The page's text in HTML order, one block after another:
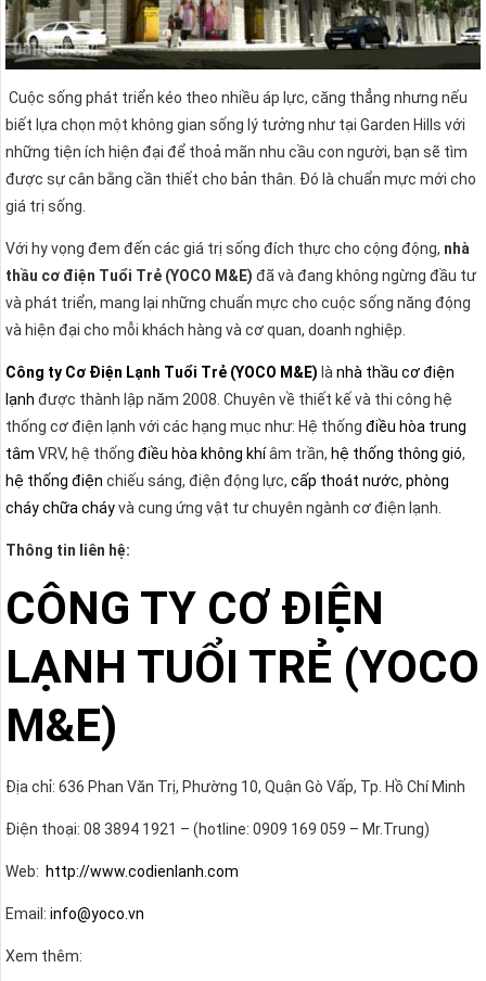
Cuộc sống phát triển kéo theo nhiều áp lực, căng thẳng nhưng nếu
biết lựa chọn một không gian sống lý tưởng như tại Garden Hills với
những tiện ích hiện đại để thoả mãn nhu cầu con người, bạn sẽ tìm
được sự cân bằng cần thiết cho bản thân. Đó là chuẩn mực mới cho
giá trị sống.
Với hy vọng đem đến các giá trị sống đích thực cho cộng động, nhà
thầu cơ điện Tuổi Trẻ (YOCO M&E) đã và đang không ngừng đầu tư
và phát triển, mang lại những chuẩn mực cho cuộc sống năng động
và hiện đại cho mỗi khách hàng và cơ quan, doanh nghiệp.
Công ty Cơ Điện Lạnh Tuổi Trẻ (YOCO M&E) là nhà thầu cơ điện
lạnh được thành lập năm 2008. Chuyên về thiết kế và thi công hệ
thống cơ điện lạnh với các hạng mục như: Hệ thống điều hòa trung
tâm VRV, hệ thống điều hòa không khíâm trần, hệ thống thông gió,
hệ thống điện chiếu sáng, điện động lực, cấp thoát nước, phòng
cháy chữa cháyvà cung ứng vật tư chuyên ngành cơ điện lạnh.
Thông tin liên hệ:
CÔNG TY CƠ ĐIỆN
LẠNH TUỔI TRẺ (YOCO
M&E)
Địa chỉ: 636 Phan Văn Trị, Phường 10, Quận Gò Vấp, Tp. Hồ Chí Minh
Điện thoại: 08 3894 1921 – (hotline: 0909 169 059 – Mr.Trung)
Web: http://www.codienlanh.com
Email: info@yoco.vn
Xem thêm: